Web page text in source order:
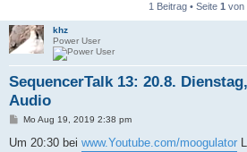
1 Beitrag • Seite 1 von
khz
Power User
SequencerTalk 13: 20.8.
Audio
B
i
Mo Aug 19, 2019 2:38 pm
Um 20:30 bei www.Youtube.com/moogulator